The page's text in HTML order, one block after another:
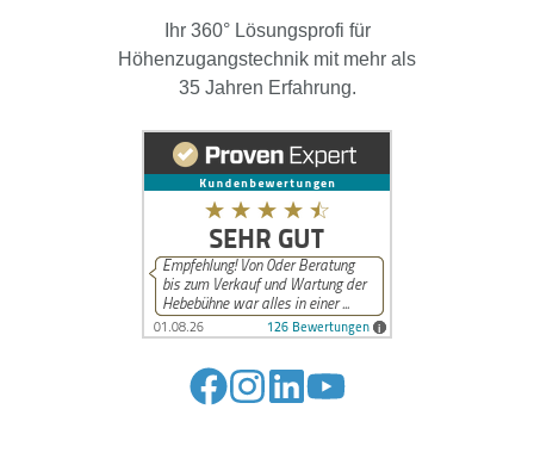
Ihr 360° Lösungsprofi für
Höhenzugangstechnik mit mehr als
35 Jahren Erfahrung.
FolgeFolgeFolgeFolge